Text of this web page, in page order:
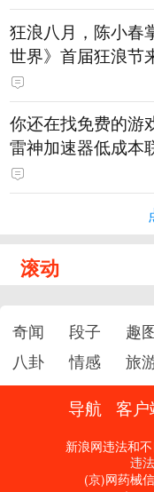
狂浪八月，陈小春
世界》首届狂浪节
直播即将开启
你还在找免费的游
雷神加速器低成本
免费试用
滚动
奇闻 段子 趣
八卦
情感 旅
导航 客
新浪网违法和
违
(京)网药械